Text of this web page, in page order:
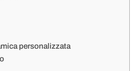
personalizzata